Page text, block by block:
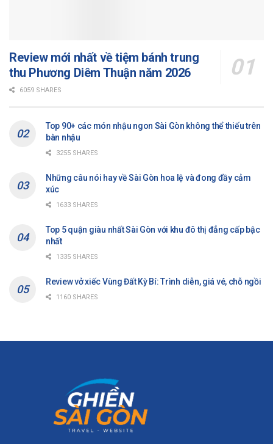
Review mới nhất về tiệm bánh trung
thu Phương Diêm Thuận năm 2026
6059 SHARES
Top 90+ các món nhậu ngon Sài Gòn không thể thiếu trên
bàn nhậu
3255 SHARES
Những câu nói hay về Sài Gòn hoa lệ và đong đầy cảm
xúc
1633 SHARES
Top 5 quận giàu nhất Sài Gòn với khu đô thị đẳng cấp bậc
nhất
1335 SHARES
Review vở xiếc Vùng Đất Kỳ Bí: Trình diễn, giá vé, chỗ ngồi
1160 SHARES